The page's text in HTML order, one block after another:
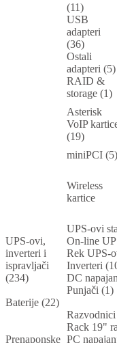
(11)
USB
adapteri
(36)
Ostali
adapteri (5)
RAID &
storage (1)
Asterisk
VoIP
(19)
miniPCI (5)
Wireless
kartice
UPS-ovi,
inverteri i
ispravljači
(234)
UPS-ovi
On-line
Rek UPS-
Inverteri
DC
Punjači (1)
Baterije (22)
Prenaponske
Rack 19"
PC